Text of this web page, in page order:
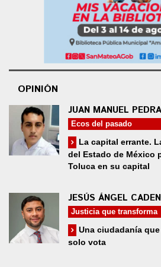
OPINIÓN
JUAN MANUEL
Ecos del pasado
La capital errante.
del Estado de México
Toluca en su capital
JESÚS ÁNGEL
Justicia que transforma
Una ciudadanía
solo vota